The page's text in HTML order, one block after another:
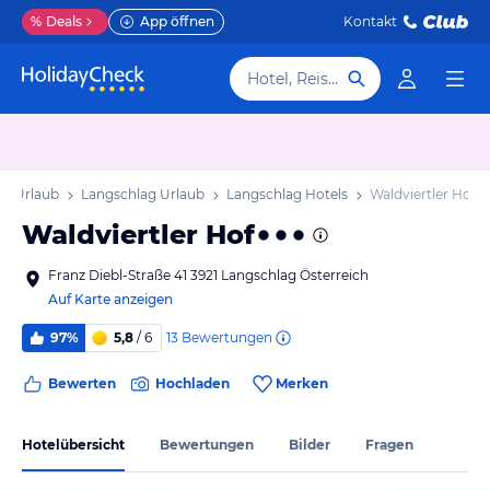
% Deals App öffnen Kontakt
Hotel, Reiseziel
Urlaub Langschlag Urlaub Langschlag Hotels Waldviertler Hof
Waldviertler Hof
Franz Diebl-Straße 41 3921 Langschlag Österreich
Auf Karte anzeigen
97% 5,8 / 6 13 Bewertungen
Bewerten Hochladen Merken
Hotelübersicht Bewertungen Bilder Fragen